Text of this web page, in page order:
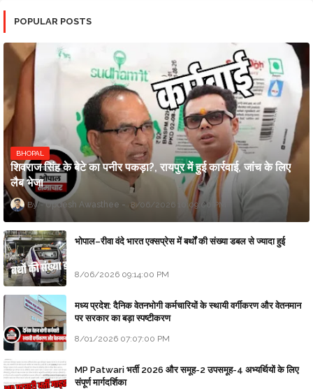
POPULAR POSTS
BHOPAL
शिवराज सिंह के बेटे का पनीर पकड़ा?, रायपुर में हुई कार्रवाई, जांच के लिए
लैब भेजा
Updesh Awasthee 8/06/2026 10:09:00 PM
भोपाल–रीवा वंदे भारत एक्सप्रेस में बर्थों की संख्या डबल से ज्यादा हुई
8/06/2026 09:14:00 PM
मध्य प्रदेश: दैनिक वेतनभोगी कर्मचारियों के स्थायी वर्गीकरण और वेतनमान
पर सरकार का बड़ा स्पष्टीकरण
8/01/2026 07:07:00 PM
MP Patwari भर्ती 2026 और समूह-2 उपसमूह-4 अभ्यर्थियों के लिए
संपूर्ण मार्गदर्शिका